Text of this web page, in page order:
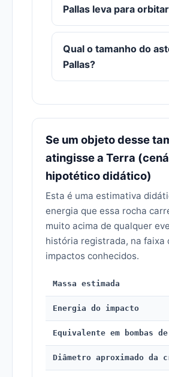
Pallas leva para
Qual o tamanho do
Pallas?
Se um objeto desse
atingisse a Terra
hipotético didático)
Esta é uma estimativa
energia que essa rocha
muito acima de qualquer
história registrada, na faixa
impactos conhecidos.
Massa estimada
Energia do impacto
Equivalente em bombas
Diâmetro aproximado da